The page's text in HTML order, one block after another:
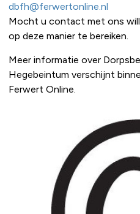
dbfh@ferwertonline.nl
Mocht u contact met ons
op deze manier te bereiken.
Meer informatie over
Hegebeintum verschijnt
Ferwert Online.